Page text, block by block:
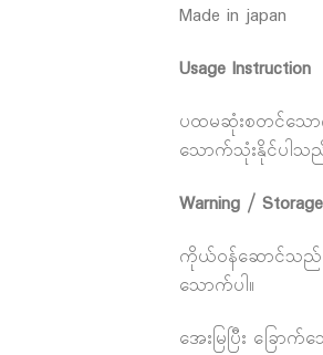
Made in japan
Usage Instruction
ပထမဆုံးစတင်သေ
သောက်သုံးနိုင်ပါသ
Warning /
ကိုယ်ဝန်ဆောင်သည် နို့
သောက်ပါ။
အေးမြပြီး ခြောက်